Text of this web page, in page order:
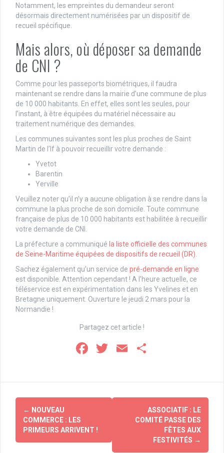
Notamment, les empreintes du demandeur seront
désormais directement numérisées par un dispositif de
recueil spécifique.
Mais alors, où déposer sa demande
de CNI ?
Comme pour les passeports biométriques, il faudra
maintenant se rendre dans la mairie d’une commune de plus
de 10 000 habitants. En effet, elles sont les seules, pour
l’instant, à être équipées du matériel nécessaire au
traitement numérique des demandes.
Les communes suivantes sont les plus proches de Saint
Martin de l’If à pouvoir recueillir votre demande :
Yvetot
Barentin
Yerville
Veuillez noter qu’il n’y a aucune obligation à se rendre dans la
commune la plus proche de son domicile. Toute commune
française de plus de 10 000 habitants est habilitée à recueillir
votre demande de CNI.
La préfecture a communiqué la liste officielle des communes
de Seine-Maritime équipées de dispositifs de recueil (DR)
Sachez également qu’un service de pré-demande en ligne
est disponible. Attention cependant ! A l’heure actuelle, ce
téléservice est en expérimentation dans les Yvelines et en
Bretagne uniquement. Ouverture le jeudi 2 mars pour la
Normandie !
Partagez cet article !
F
b
o
k
T
er
E
g
er
Navigation
d'article
← NOUVEAU
COMMERCE : LES
PRIMEURS ARRIVENT !
ASSOCIATIF : LE
COMITÉ PASSE DES
FÊTES AUX
FESTIVITÉS →